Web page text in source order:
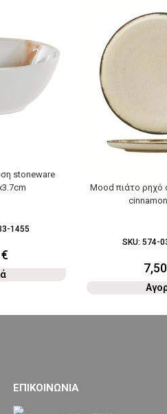
stoneware
1455
€
Mood πιάτο ρηχό
SKU:574-
7,50
ΕΠΙΚΟΙΝΩΝΙΑ